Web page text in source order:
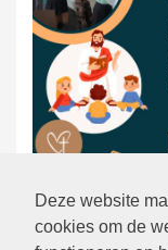
Deze website
cookies om de